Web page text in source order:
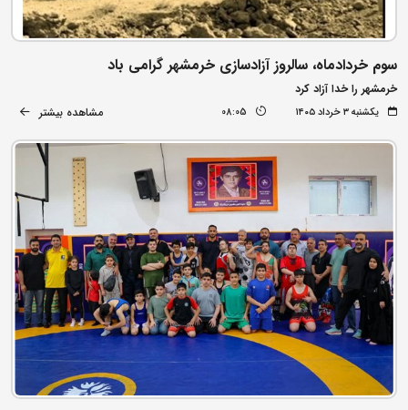
سوم خردادماه، سالروز آزادسازی خرمشهر گرامی باد
خرمشهر را خدا آزاد کرد
یکشنبه ۳ خرداد ۱۴۰۵ 08:05 مشاهده بیشتر